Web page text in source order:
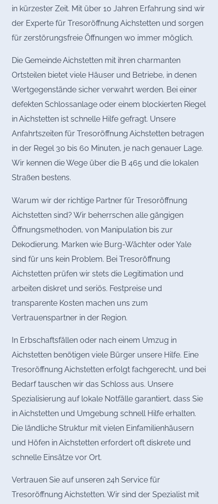
in kürzester Zeit. Mit über 10 Jahren Erfahrung sind wir
der Experte für Tresoröffnung Aichstetten und sorgen
für zerstörungsfreie Öffnungen wo immer möglich.
Die Gemeinde Aichstetten mit ihren charmanten
Ortsteilen bietet viele Häuser und Betriebe, in denen
Wertgegenstände sicher verwahrt werden. Bei einer
defekten Schlossanlage oder einem blockierten Riegel
in Aichstetten ist schnelle Hilfe gefragt. Unsere
Anfahrtszeiten für Tresoröffnung Aichstetten betragen
in der Regel 30 bis 60 Minuten, je nach genauer Lage.
Wir kennen die Wege über die B 465 und die lokalen
Straßen bestens.
Warum wir der richtige Partner für Tresoröffnung
Aichstetten sind? Wir beherrschen alle gängigen
Öffnungsmethoden, von Manipulation bis zur
Dekodierung. Marken wie Burg-Wächter oder Yale
sind für uns kein Problem. Bei Tresoröffnung
Aichstetten prüfen wir stets die Legitimation und
arbeiten diskret und seriös. Festpreise und
transparente Kosten machen uns zum
Vertrauenspartner in der Region.
In Erbschaftsfällen oder nach einem Umzug in
Aichstetten benötigen viele Bürger unsere Hilfe. Eine
Tresoröffnung Aichstetten erfolgt fachgerecht, und bei
Bedarf tauschen wir das Schloss aus. Unsere
Spezialisierung auf lokale Notfälle garantiert, dass Sie
in Aichstetten und Umgebung schnell Hilfe erhalten.
Die ländliche Struktur mit vielen Einfamilienhäusern
und Höfen in Aichstetten erfordert oft diskrete und
schnelle Einsätze vor Ort.
Vertrauen Sie auf unseren 24h Service für
Tresoröffnung Aichstetten. Wir sind der Spezialist mit